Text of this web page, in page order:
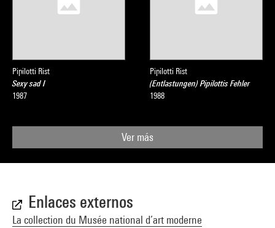
Pipilotti Rist
Sexy sad I
1987
Pipilotti Rist
(Entlastungen) Pipilottis Fehler
1988
Ver más
Enlaces externos
La collection du Musée national d’art moderne